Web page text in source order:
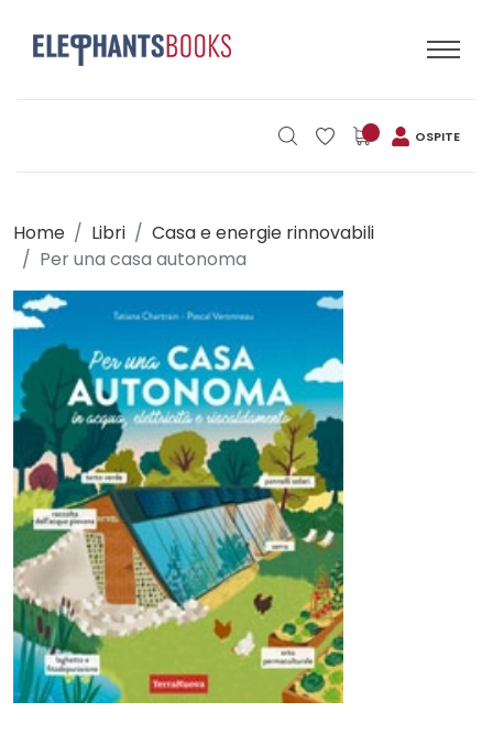
OSPITE
Home Libri
Casa e energie rinnovabili
Per una casa autonoma